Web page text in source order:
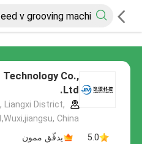
Technology Co.,
Ltd.
Liangxi District,
Wuxi,jiangsu, China,الصين
5.0
يدقّق ممون